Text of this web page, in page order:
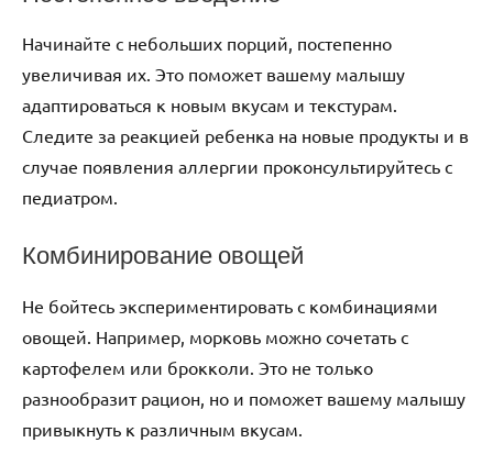
Начинайте с небольших порций, постепенно
увеличивая их. Это поможет вашему малышу
адаптироваться к новым вкусам и текстурам.
Следите за реакцией ребенка на новые продукты и в
случае появления аллергии проконсультируйтесь с
педиатром.
Комбинирование овощей
Не бойтесь экспериментировать с комбинациями
овощей. Например, морковь можно сочетать с
картофелем или брокколи. Это не только
разнообразит рацион, но и поможет вашему малышу
привыкнуть к различным вкусам.